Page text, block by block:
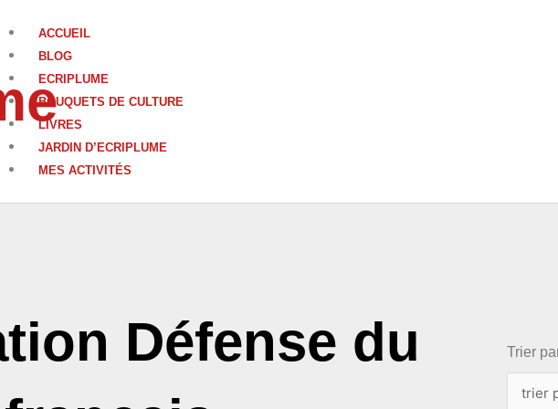
ACCUEIL
BLOG
ECRIPLUME
BOUQUETS DE CULTURE
LIVRES
JARDIN D’ECRIPLUME
MES ACTIVITÉS
Défense du
Trier